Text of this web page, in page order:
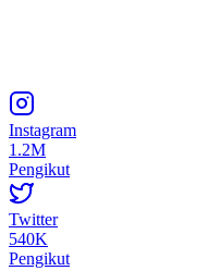
Instagram
1.2M
Pengikut
Twitter
540K
Pengikut